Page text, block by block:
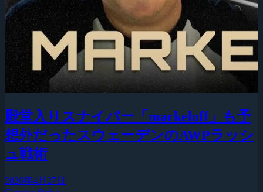
殿堂入りスナイパー「markeloff」も予
想外だったスウェーデンのAWPラッシ
ュ戦術
2026年4月27日